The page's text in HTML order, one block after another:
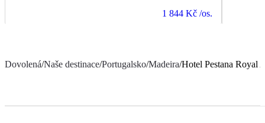
1 844 Kč /os.
Dovolená/Naše destinace/Portugalsko/Madeira/Hotel Pestana Royal